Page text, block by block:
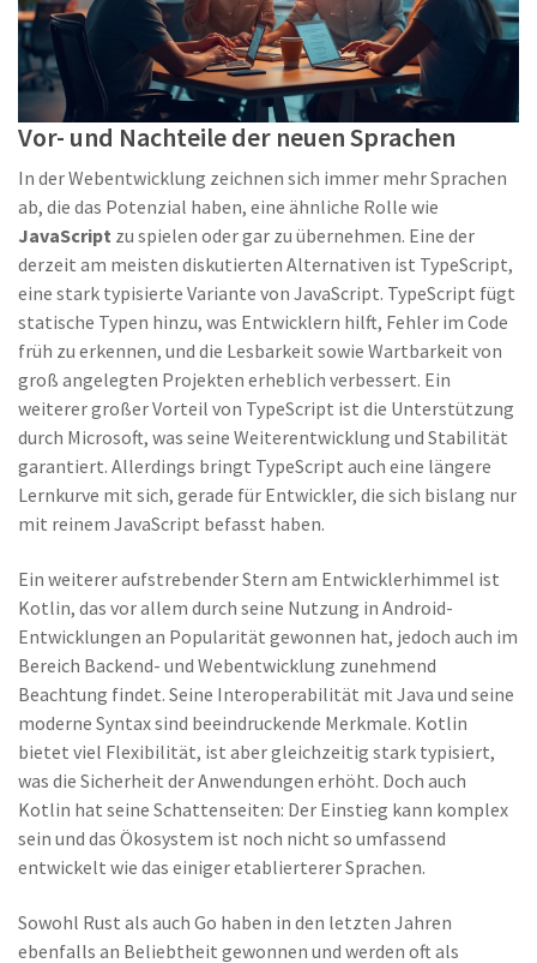
Vor- und Nachteile der neuen Sprachen
In der Webentwicklung zeichnen sich immer mehr Sprachen
ab, die das Potenzial haben, eine ähnliche Rolle wie
JavaScript zu spielen oder gar zu übernehmen. Eine der
derzeit am meisten diskutierten Alternativen ist TypeScript,
eine stark typisierte Variante von JavaScript. TypeScript fügt
statische Typen hinzu, was Entwicklern hilft, Fehler im Code
früh zu erkennen, und die Lesbarkeit sowie Wartbarkeit von
groß angelegten Projekten erheblich verbessert. Ein
weiterer großer Vorteil von TypeScript ist die Unterstützung
durch Microsoft, was seine Weiterentwicklung und Stabilität
garantiert. Allerdings bringt TypeScript auch eine längere
Lernkurve mit sich, gerade für Entwickler, die sich bislang nur
mit reinem JavaScript befasst haben.
Ein weiterer aufstrebender Stern am Entwicklerhimmel ist
Kotlin, das vor allem durch seine Nutzung in Android-
Entwicklungen an Popularität gewonnen hat, jedoch auch im
Bereich Backend- und Webentwicklung zunehmend
Beachtung findet. Seine Interoperabilität mit Java und seine
moderne Syntax sind beeindruckende Merkmale. Kotlin
bietet viel Flexibilität, ist aber gleichzeitig stark typisiert,
was die Sicherheit der Anwendungen erhöht. Doch auch
Kotlin hat seine Schattenseiten: Der Einstieg kann komplex
sein und das Ökosystem ist noch nicht so umfassend
entwickelt wie das einiger etablierterer Sprachen.
Sowohl Rust als auch Go haben in den letzten Jahren
ebenfalls an Beliebtheit gewonnen und werden oft als